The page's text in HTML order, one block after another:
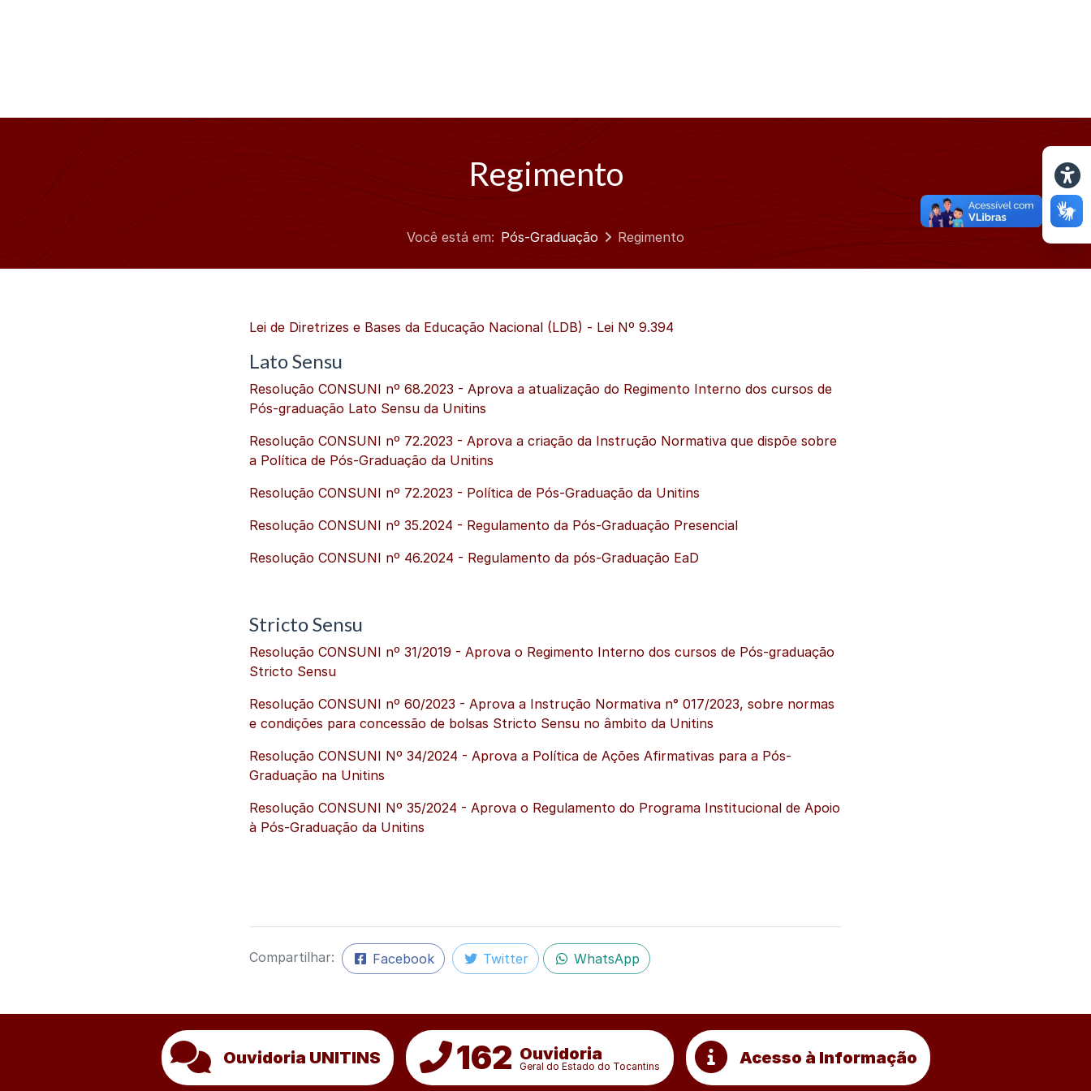
Regimento
Você está em: Pós-Graduação Regimento
Lei de Diretrizes e Bases da Educação Nacional (LDB) - Lei Nº 9.394
Lato Sensu
Resolução CONSUNI nº 68.2023 - Aprova a atualização do Regimento Interno dos cursos de
Pós-graduação Lato Sensu da Unitins
Resolução CONSUNI nº 72.2023 - Aprova a criação da Instrução Normativa que dispõe sobre
a Política de Pós-Graduação da Unitins
Resolução CONSUNI nº 72.2023 - Política de Pós-Graduação da Unitins
Resolução CONSUNI nº 35.2024 - Regulamento da Pós-Graduação Presencial
Resolução CONSUNI nº 46.2024 - Regulamento da pós-Graduação EaD
Stricto Sensu
Resolução CONSUNI nº 31/2019 - Aprova o Regimento Interno dos cursos de Pós-graduação
Stricto Sensu
Resolução CONSUNI nº 60/2023 - Aprova a Instrução Normativa n° 017/2023, sobre normas
e condições para concessão de bolsas Stricto Sensu no âmbito da Unitins
Resolução CONSUNI Nº 34/2024 - Aprova a Política de Ações Afirmativas para a Pós-
Graduação na Unitins
Resolução CONSUNI Nº 35/2024 - Aprova o Regulamento do Programa Institucional de Apoio
à Pós-Graduação da Unitins
Compartilhar: Facebook Twitter WhatsApp
Ouvidoria UNITINS 162 Ouvidoria
Geral do Estado do Tocantins Acesso à Informação